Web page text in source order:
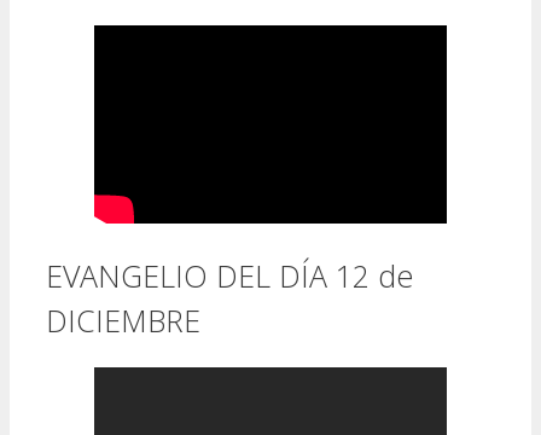
EVANGELIO DEL DÍA 12 de
DICIEMBRE